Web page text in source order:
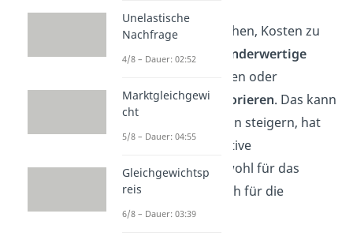
Unternehmen versuchen, Kosten zu
senken, indem sie
minderwertige
verwenden oder
Umweltauflagen ignorieren. Das kann
kurzfristig den Gewinn steigern, hat
aber langfristig negative
Auswirkungen — sowohl für das
Unternehmen als auch für die
Gesellschaft.
Unelastische
Nachfrage
4/8 – Dauer: 02:52
Marktgleichgewi
cht
5/8 – Dauer: 04:55
Gleichgewichtsp
reis
6/8 – Dauer: 03:39